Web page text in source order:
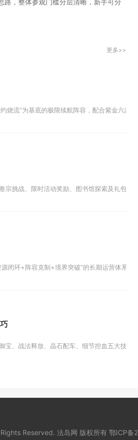
更多>>
烧流”为基底的极限续航阵容，配合紫金六武
挑战、限时活动奖励、图书馆探索及礼包兑
闭环+阵容克制+境界突破”的长期运营体系，
宝、战法释放、晶石配车、细节控血五大技巧
Reserved. 法岛网 版权所有 鄂ICP备